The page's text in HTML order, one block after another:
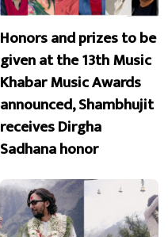
Honors and prizes to be
given at the 13th Music
Khabar Music Awards
announced, Shambhujit
receives Dirgha
Sadhana honor